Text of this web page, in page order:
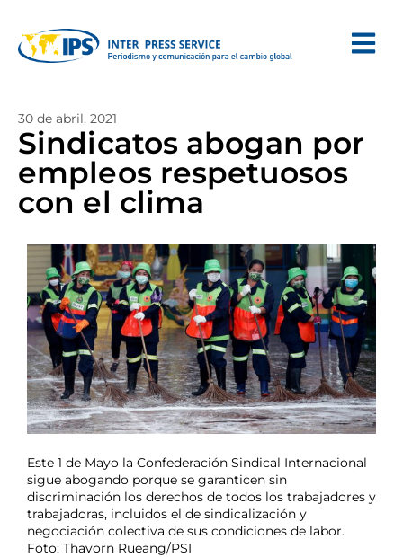
30 de abril, 2021
Sindicatos abogan por
empleos respetuosos
con el clima
Este 1 de Mayo la Confederación Sindical Internacional
sigue abogando porque se garanticen sin
discriminación los derechos de todos los trabajadores y
trabajadoras, incluidos el de sindicalización y
negociación colectiva de sus condiciones de labor.
Foto: Thavorn Rueang/PSI